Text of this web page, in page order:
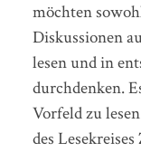
möchten
Diskussionen
lesen und in
durchdenken.
Vorfeld zu
des